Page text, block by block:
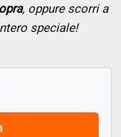
, oppure scorri a
speciale!